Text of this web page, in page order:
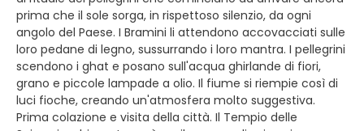
prima che il sole sorga, in rispettoso silenzio, da ogni
angolo del Paese. I Bramini li attendono accovacciati sulle
loro pedane di legno, sussurrando i loro mantra. I pellegrini
scendono i ghat e posano sull'acqua ghirlande di fiori,
grano e piccole lampade a olio. Il fiume si riempie così di
luci fioche, creando un'atmosfera molto suggestiva.
Prima colazione e visita della città. Il Tempio delle